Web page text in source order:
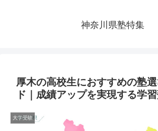
神奈川県塾特集
厚木の高校生におすすめの塾
ド｜成績アップを実現する学
大学受験